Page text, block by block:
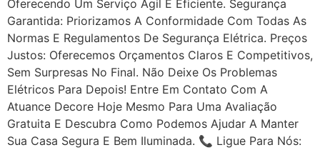
Oferecendo Um Serviço Ágil E Eficiente. Segurança
Garantida: Priorizamos A Conformidade Com Todas As
Normas E Regulamentos De Segurança Elétrica. Preços
Justos: Oferecemos Orçamentos Claros E Competitivos,
Sem Surpresas No Final. Não Deixe Os Problemas
Elétricos Para Depois! Entre Em Contato Com A
Atuance Decore Hoje Mesmo Para Uma Avaliação
Gratuita E Descubra Como Podemos Ajudar A Manter
Sua Casa Segura E Bem Iluminada. 📞 Ligue Para Nós: